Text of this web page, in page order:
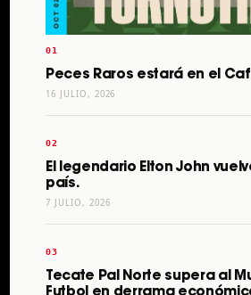
Peces Raros estará en el
16 JULIO, 2026
El legendario Elton John
país.
7 JULIO, 2026
Tecate Pal Norte supera al
Futbol en derrama